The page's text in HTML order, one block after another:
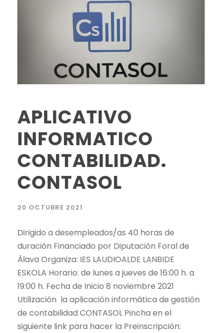
APLICATIVO
INFORMATICO
CONTABILIDAD.
CONTASOL
20 OCTUBRE 2021
Dirigido a desempleados/as 40 horas de
duración Financiado por Diputación Foral de
Álava Organiza: IES LAUDIOALDE LANBIDE
ESKOLA Horario: de lunes a jueves de 16:00 h. a
19:00 h. Fecha de Inicio 8 noviembre 2021
Utilización la aplicación informática de gestión
de contabilidad CONTASOL Pincha en el
siguiente link para hacer la Preinscripción: